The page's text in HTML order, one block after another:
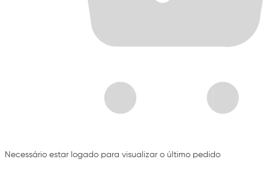
Necessário estar logado para visualizar o último pedido